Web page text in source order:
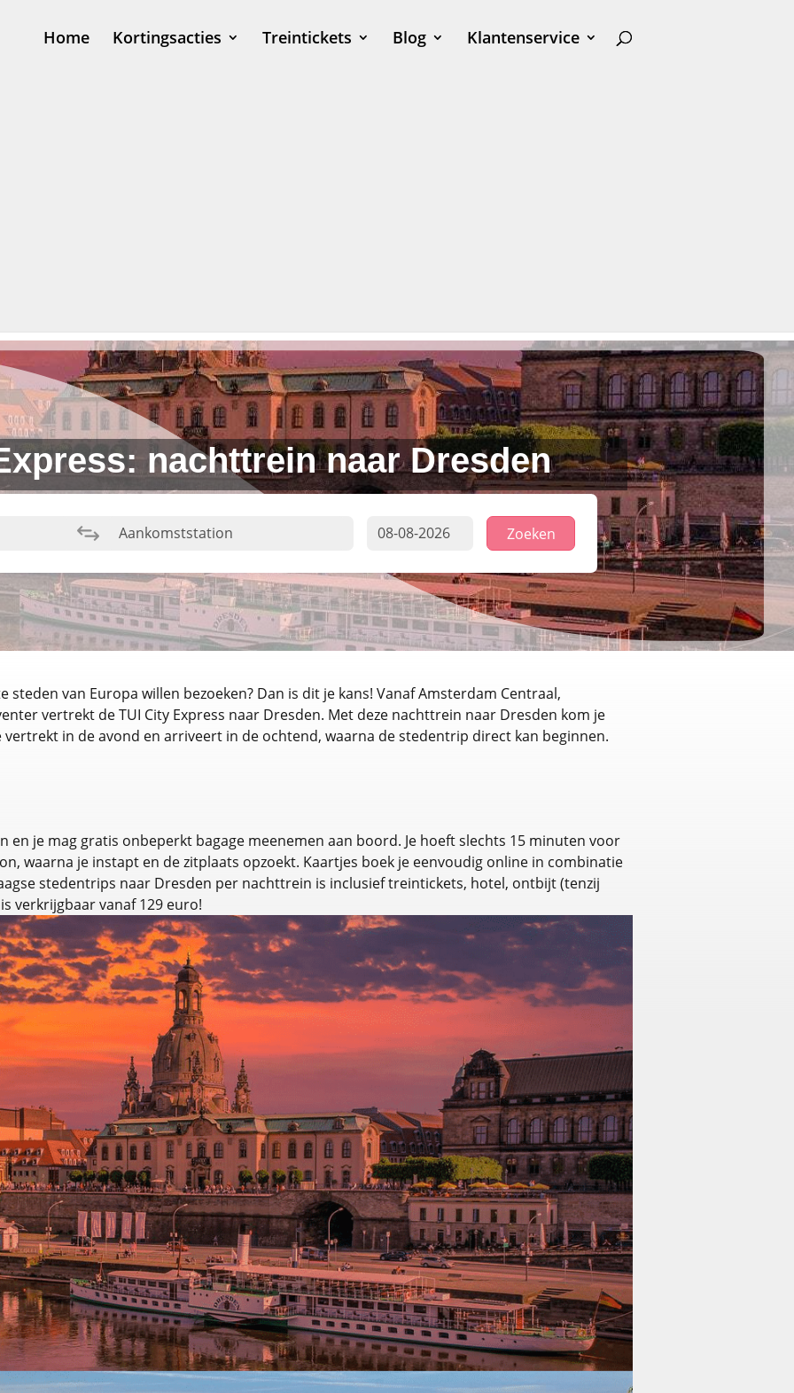
Home Kortingsacties Treintickets Blog Klantenservice
nachttrein naar Dresden
Zoeken
steden van Europa willen bezoeken? Dan is dit je kans! Vanaf Amsterdam Centraal,
vertrekt de TUI City Express naar Dresden. Met deze nachttrein naar Dresden kom je
in de avond en arriveert in de ochtend, waarna de stedentrip direct kan beginnen.
en je mag gratis onbeperkt bagage meenemen aan boord. Je hoeft slechts 15 minuten voor
waarna je instapt en de zitplaats opzoekt. Kaartjes boek je eenvoudig online in combinatie
stedentrips naar Dresden per nachttrein is inclusief treintickets, hotel, ontbijt (tenzij
verkrijgbaar vanaf 129 euro!